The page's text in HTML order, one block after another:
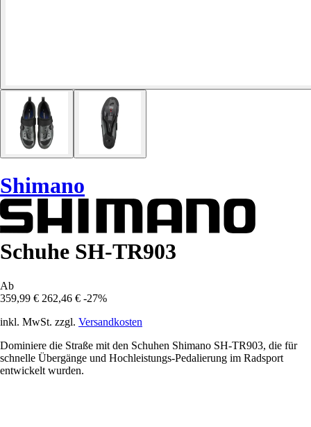
Shimano
Schuhe SH-TR903
Ab
359,99 € 262,46 € -27%
inkl. MwSt. zzgl. Versandkosten
Dominiere die Straße mit den Schuhen Shimano SH-TR903, die für
schnelle Übergänge und Hochleistungs-Pedalierung im Radsport
entwickelt wurden.